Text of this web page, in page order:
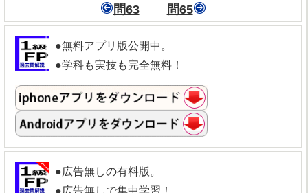
問63 問65
●無料アプリ版公開中。
●学科も実技も完全無料！
●広告無しの有料版。
●広告無しで集中学習！